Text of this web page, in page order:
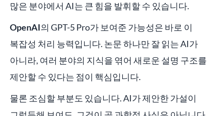
많은 분야에서 AI는 큰 힘을 발휘할 수 있습니다.
OpenAI의 GPT-5 Pro가 보여준 가능성은 바로 이
복잡성 처리 능력입니다. 논문 하나만 잘 읽는 AI가
아니라, 여러 분야의 지식을 엮어 새로운 설명 구조를
제안할 수 있다는 점이 핵심입니다.
물론 조심할 부분도 있습니다. AI가 제안한 가설이